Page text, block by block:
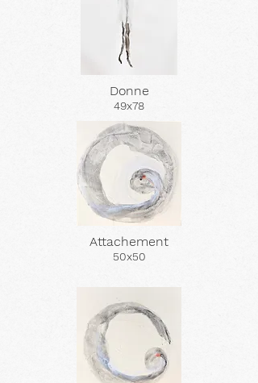
Donne
49x78
Attachement
50x50